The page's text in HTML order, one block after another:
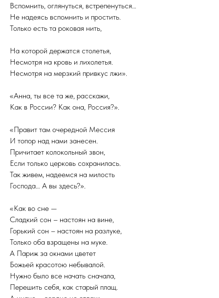
Вспомнить, оглянуться, встрепенуться…
Не надеясь вспомнить и простить.
Только есть та роковая нить,
На которой держатся столетья,
Несмотря на кровь и лихолетья.
Несмотря на мерзкий привкус лжи».
«Анна, ты все та же, расскажи,
Как в России? Как она, Россия?».
«Правит там очередной Мессия
И топор над нами занесен.
Причитает колокольный звон,
Если только церковь сохранилась.
Так живем, надеемся на милость
Господа… А вы здесь?».
«Как во сне —
Сладкий сон – настоян на вине,
Горький сон – настоян на разлуке,
Только оба взращены на муке.
А Париж за окнами цветет
Божьей красотою небывалой.
Нужно было все начать сначала,
Перешить себя, как старый плащ.